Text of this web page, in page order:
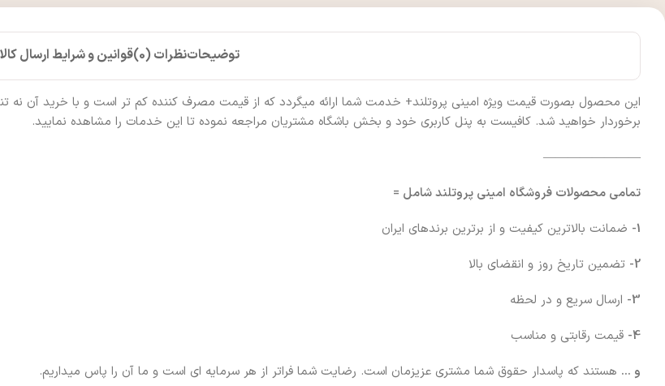
توضیحاتنظرات (0) قوانین و شرایط ارسال کالا
این محصول بصورت قیمت ویژه امینی پروتلند+ خدمت شما ارائه میگردد که از قیمت مصرف کننده کم تر است و با خرید آن نه تنها
برخوردار خواهید شد. کافیست به پنل کاربری خود و بخش باشگاه مشتریان مراجعه نموده تا این خدمات را مشاهده نمایید.
————————
تمامی محصولات فروشگاه امینی پروتلند شامل =
1- ضمانت بالاترین کیفیت و از برترین برندهای ایران
2- تضمین تاریخ روز و انقضای بالا
3- ارسال سریع و در لحظه
4- قیمت رقابتی و مناسب
و … هستند که پاسدار حقوق شما مشتری عزیزمان است. رضایت شما فراتر از هر سرمایه ای است و ما آن را پاس میداریم.